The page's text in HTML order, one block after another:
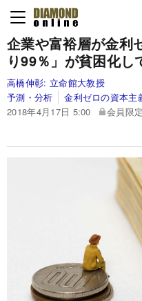
企業や富裕層が金利
り99％」が貧困化し
高橋伸彰: 立命館大教授
予測・分析
金利ゼロの資本主
2018年4月17日 5:00
会員限定